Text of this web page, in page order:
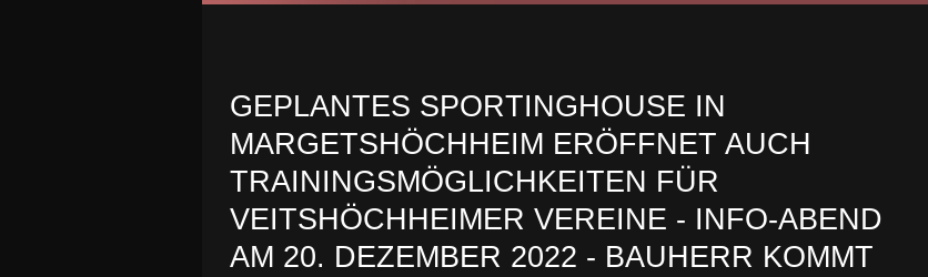
GEPLANTES SPORTINGHOUSE IN
MARGETSHÖCHHEIM ERÖFFNET AUCH
TRAININGSMÖGLICHKEITEN FÜR
VEITSHÖCHHEIMER VEREINE - INFO-ABEND
AM 20. DEZEMBER 2022 - BAUHERR KOMMT